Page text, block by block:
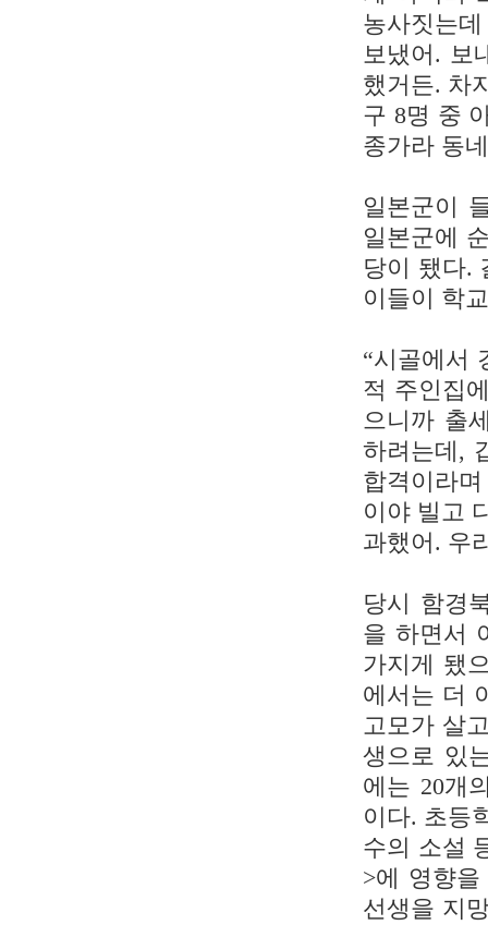
농사짓는
보냈어. 보
했거든. 차
구 8명 중
종가라 동
일본군이
일본군에
당이 됐다.
이들이 학
“시골에서
적 주인집
으니까 출
하려는데,
합격이라
이야 빌고
과했어. 우
당시 함경
을 하면서
가지게 됐
에서는 더
고모가 살
생으로 있
에는 20개
이다. 초등
수의 소설
>에 영향
선생을 지